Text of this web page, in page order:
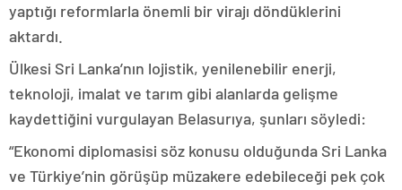
yaptığı reformlarla önemli bir virajı döndüklerini
aktardı.
Ülkesi Sri Lanka’nın lojistik, yenilenebilir enerji,
teknoloji, imalat ve tarım gibi alanlarda gelişme
kaydettiğini vurgulayan Belasurıya, şunları söyledi:
“Ekonomi diplomasisi söz konusu olduğunda Sri Lanka
ve Türkiye’nin görüşüp müzakere edebileceği pek çok